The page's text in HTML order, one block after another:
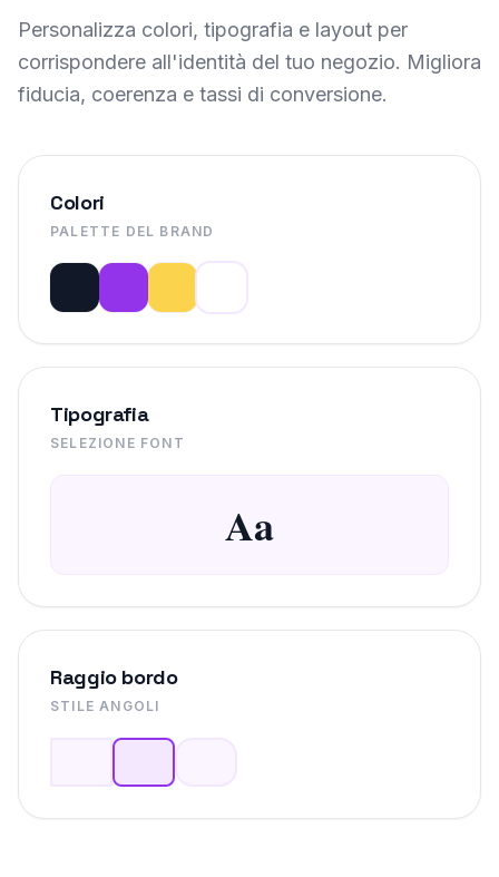
Personalizza colori, tipografia e layout per
corrispondere all'identità del tuo negozio. Migliora
fiducia, coerenza e tassi di conversione.
Colori
PALETTE DEL BRAND
Tipografia
SELEZIONE FONT
Aa
Raggio bordo
STILE ANGOLI